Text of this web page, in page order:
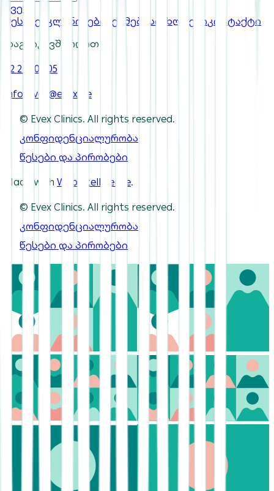
ჩვენ
შესახებ
კლინიკები ექიმები სიახლეებიკონტაქტი
დაგვიკავშირდით
32 2 550 505
info-evex@evex.ge
© Evex Clinics. All rights reserved.
კონფიდენციალურობა
წესები და პირობები
Made with Webintelligence.
© Evex Clinics. All rights reserved.
კონფიდენციალურობა
წესები და პირობები